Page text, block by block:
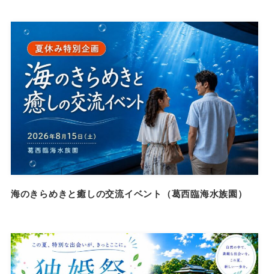
海のきらめきと癒しの交流イベント（葛西臨海水族園）